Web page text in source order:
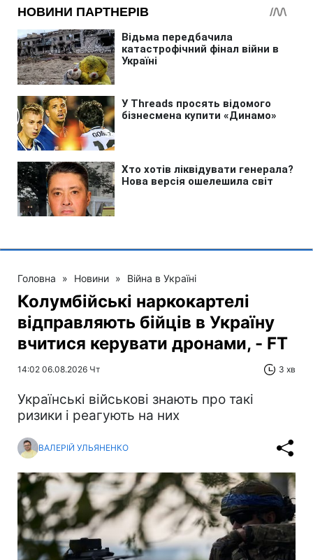
Головна » Новини » Війна в Україні
Колумбійські наркокартелі
відправляють бійців в Україну
вчитися керувати дронами, - FT
14:02 06.08.2026 Чт 3 хв
Українські військові знають про такі
ризики і реагують на них
ВАЛЕРІЙ УЛЬЯНЕНКО